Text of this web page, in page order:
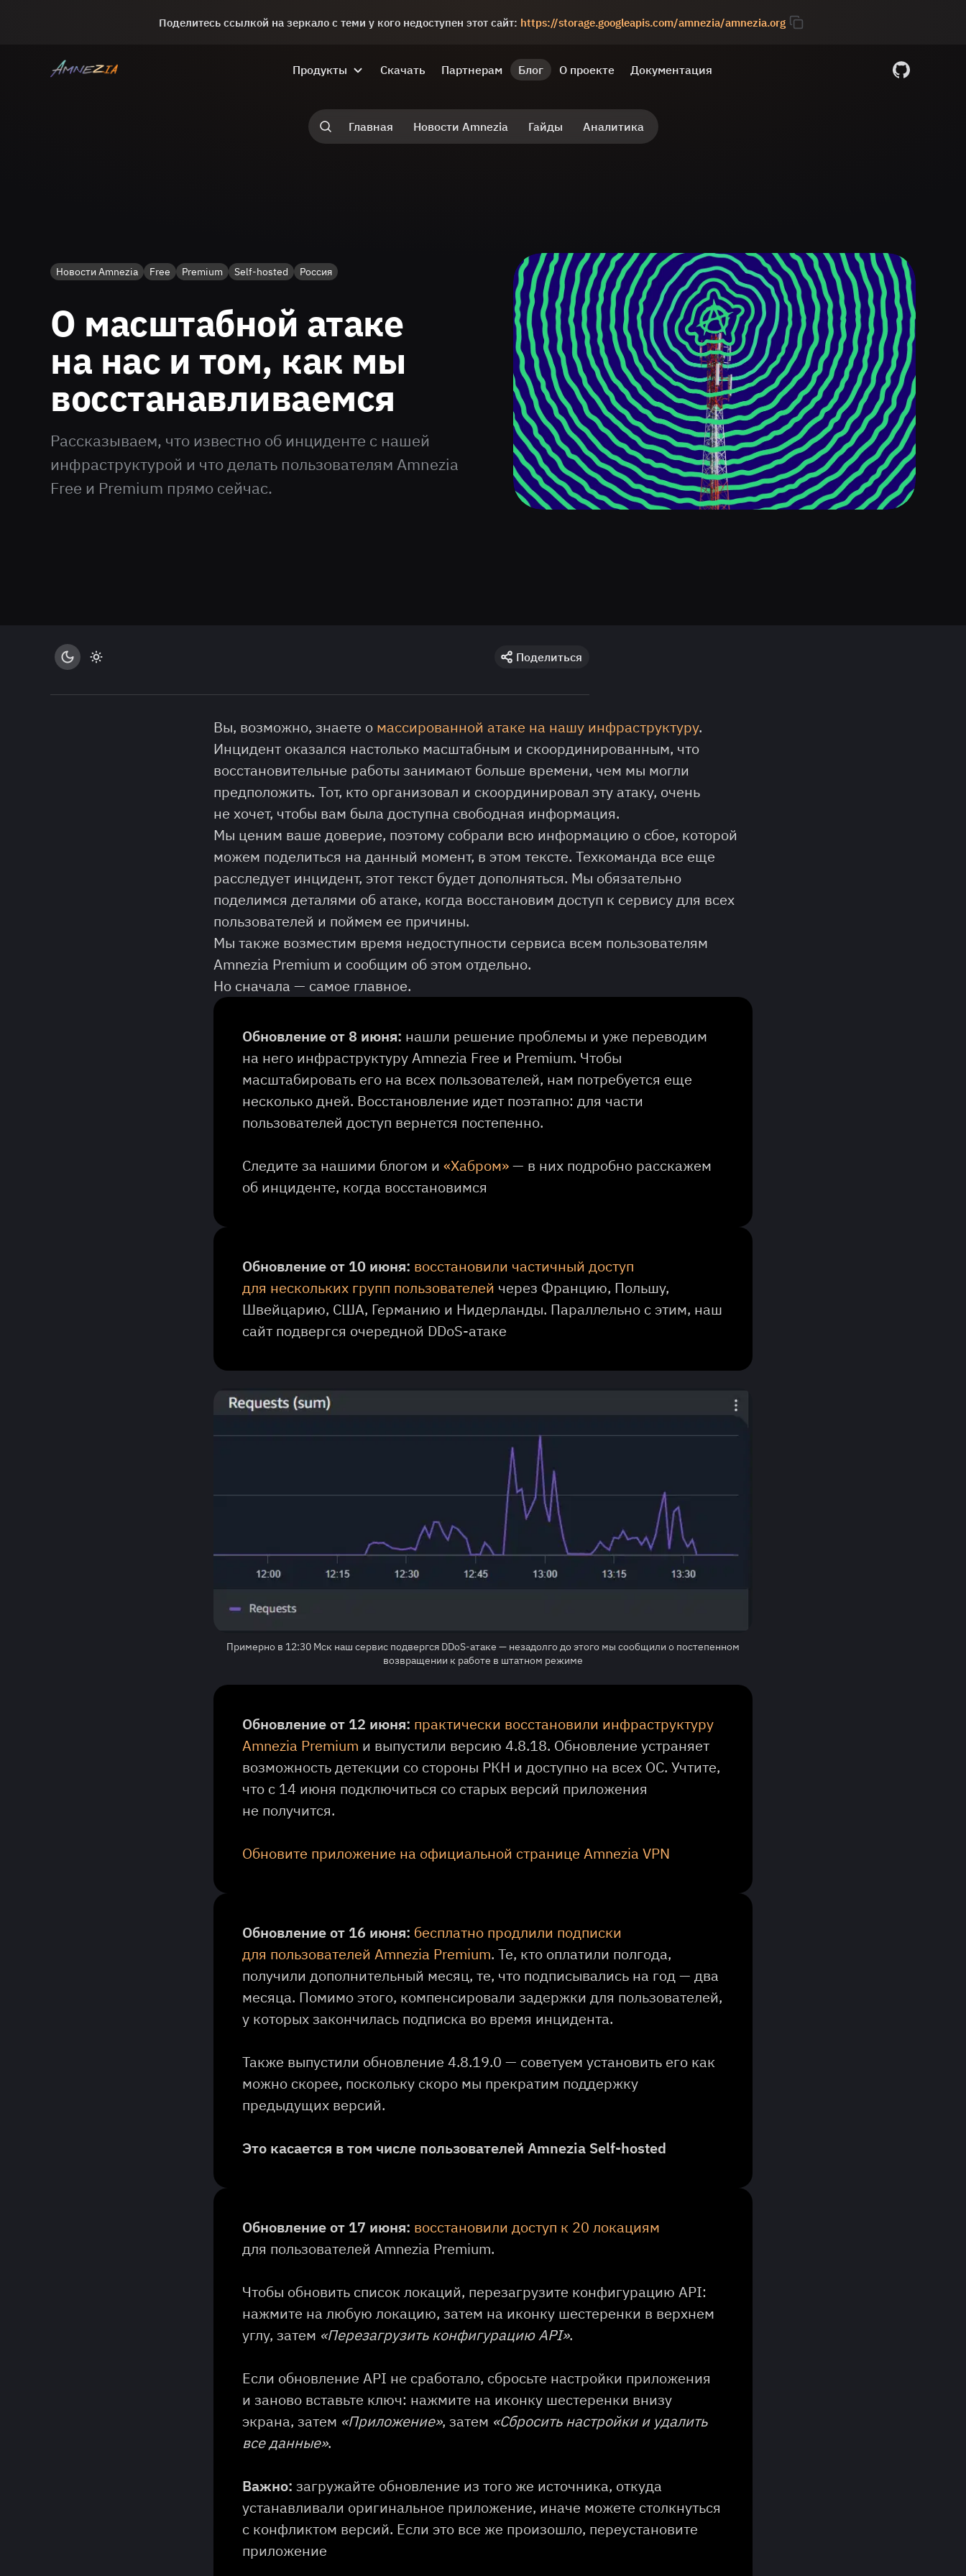
Поделитесь ссылкой на зеркало с теми у кого недоступен этот сайт: https://storage.googleapis.com/amnezia/amnezia.org
Продукты Скачать Партнерам Блог О проекте Документация
Главная Новости Amnezia Гайды Аналитика
Новости Amnezia Free Premium Self-hosted Россия
О масштабной атаке
на нас и том, как мы
восстанавливаемся
Рассказываем, что известно об инциденте с нашей
инфраструктурой и что делать пользователям Amnezia
Free и Premium прямо сейчас.
Поделиться
Вы, возможно, знаете о массированной атаке на нашу инфраструктуру.
Инцидент оказался настолько масштабным и скоординированным, что
восстановительные работы занимают больше времени, чем мы могли
предположить. Тот, кто организовал и скоординировал эту атаку, очень
не хочет, чтобы вам была доступна свободная информация.
Мы ценим ваше доверие, поэтому собрали всю информацию о сбое, которой
можем поделиться на данный момент, в этом тексте. Техкоманда все еще
расследует инцидент, этот текст будет дополняться. Мы обязательно
поделимся деталями об атаке, когда восстановим доступ к сервису для всех
пользователей и поймем ее причины.
Мы также возместим время недоступности сервиса всем пользователям
Amnezia Premium и сообщим об этом отдельно.
Но сначала — самое главное.
Обновление от 8 июня: нашли решение проблемы и уже переводим
на него инфраструктуру Amnezia Free и Premium. Чтобы
масштабировать его на всех пользователей, нам потребуется еще
несколько дней. Восстановление идет поэтапно: для части
пользователей доступ вернется постепенно.
Следите за нашими блогом и «Хабром»— в них подробно расскажем
об инциденте, когда восстановимся
Обновление от 10 июня: восстановили частичный доступ
для нескольких групп пользователей через Францию, Польшу,
Швейцарию, США, Германию и Нидерланды. Параллельно с этим, наш
сайт подвергся очередной DDoS-атаке
Примерно в 12:30 Мск наш сервис подвергся DDoS-атаке — незадолго до этого мы сообщили о постепенном
возвращении к работе в штатном режиме
Обновление от 12 июня: практически восстановили инфраструктуру
Amnezia Premium и выпустили версию 4.8.18. Обновление устраняет
возможность детекции со стороны РКН и доступно на всех ОС. Учтите,
что с 14 июня подключиться со старых версий приложения
не получится.
Обновите приложение на официальной странице Amnezia VPN
Обновление от 16 июня: бесплатно продлили подписки
для пользователей Amnezia Premium. Те, кто оплатили полгода,
получили дополнительный месяц, те, что подписывались на год — два
месяца. Помимо этого, компенсировали задержки для пользователей,
у которых закончилась подписка во время инцидента.
Также выпустили обновление 4.8.19.0 — советуем установить его как
можно скорее, поскольку скоро мы прекратим поддержку
предыдущих версий.
Это касается в том числе пользователей Amnezia Self-hosted
Обновление от 17 июня: восстановили доступ к 20 локациям
для пользователей Amnezia Premium.
Чтобы обновить список локаций, перезагрузите конфигурацию API:
нажмите на любую локацию, затем на иконку шестеренки в верхнем
углу, затем «Перезагрузить конфигурацию API».
Если обновление API не сработало, сбросьте настройки приложения
и заново вставьте ключ: нажмите на иконку шестеренки внизу
экрана, затем «Приложение», затем «Сбросить настройки и удалить
все данные».
Важно: загружайте обновление из того же источника, откуда
устанавливали оригинальное приложение, иначе можете столкнуться
с конфликтом версий. Если это все же произошло, переустановите
приложение